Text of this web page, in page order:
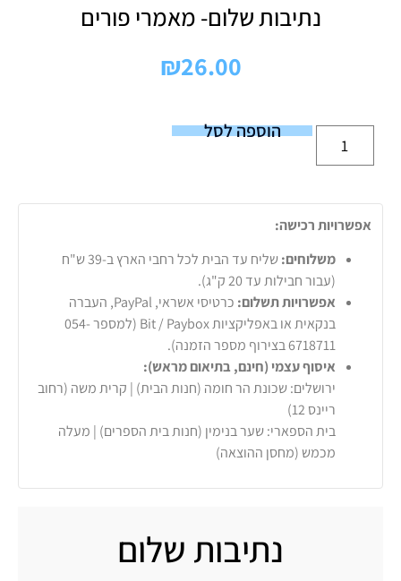
נתיבות שלום- מאמרי פורים
₪26.00
הוספה לסל
אפשרויות רכישה:
משלוחים:
שליח עד הבית לכל רחבי הארץ ב-39 ש"ח
(עבור חבילות עד 20 ק"ג).
אפשרויות תשלום:
כרטיסי אשראי, PayPal, העברה
בנקאית או באפליקציות Bit / Paybox (למספר 054-
6718711 בצירוף מספר הזמנה).
איסוף עצמי (חינם, בתיאום מראש):
ירושלים: שכונת הר חומה (חנות הבית) | קרית משה (רחוב
ריינס 12)
בית הספארי: שער בנימין (חנות בית הספרים) | מעלה
מכמש (מחסן ההוצאה)
נתיבות שלום